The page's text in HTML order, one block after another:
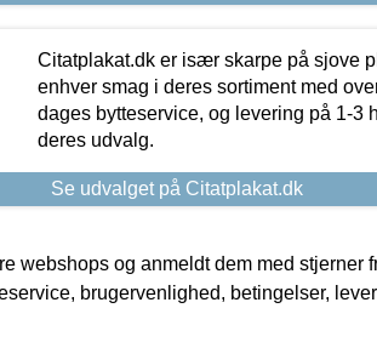
Citatplakat.dk er især skarpe på sjove
enhver smag i deres sortiment med
dages bytteservice, og levering på 1-3
deres udvalg.
Se udvalget på Citatplakat.dk
webshops og anmeldt dem med stjerner
brugervenlighed, betingelser,